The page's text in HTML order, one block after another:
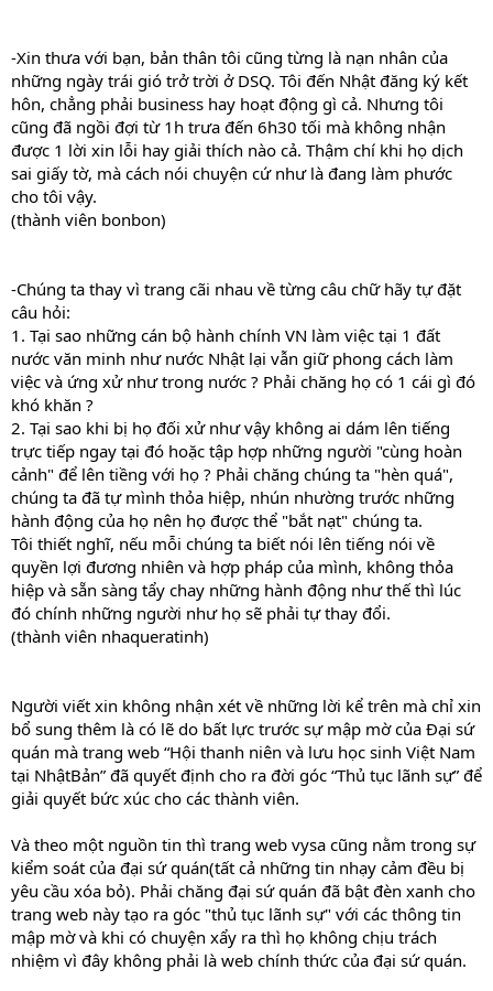
-Xin thưa với bạn, bản thân tôi cũng từng là nạn nhân của
những ngày trái gió trở trời ở DSQ. Tôi đến Nhật đăng ký kết
hôn, chẳng phải business hay hoạt động gì cả. Nhưng tôi
cũng đã ngồi đợi từ 1h trưa đến 6h30 tối mà không nhận
được 1 lời xin lỗi hay giải thích nào cả. Thậm chí khi họ dịch
sai giấy tờ, mà cách nói chuyện cứ như là đang làm phước
cho tôi vậy.
(thành viên bonbon)
-Chúng ta thay vì trang cãi nhau về từng câu chữ hãy tự đặt
câu hỏi:
1. Tại sao những cán bộ hành chính VN làm việc tại 1 đất
nước văn minh như nước Nhật lại vẫn giữ phong cách làm
việc và ứng xử như trong nước ? Phải chăng họ có 1 cái gì đó
khó khăn ?
2. Tại sao khi bị họ đối xử như vậy không ai dám lên tiếng
trực tiếp ngay tại đó hoặc tập hợp những người "cùng hoàn
cảnh" để lên tiềng với họ ? Phải chăng chúng ta "hèn quá",
chúng ta đã tự mình thỏa hiệp, nhún nhường trước những
hành động của họ nên họ được thể "bắt nạt" chúng ta.
Tôi thiết nghĩ, nếu mỗi chúng ta biết nói lên tiếng nói về
quyền lợi đương nhiên và hợp pháp của mình, không thỏa
hiệp và sẵn sàng tẩy chay những hành động như thế thì lúc
đó chính những người như họ sẽ phải tự thay đổi.
(thành viên nhaqueratinh)
Người viết xin không nhận xét về những lời kể trên mà chỉ xin
bổ sung thêm là có lẽ do bất lực trước sự mập mờ của Đại sứ
quán mà trang web “Hội thanh niên và lưu học sinh Việt Nam
tại NhậtBản” đã quyết định cho ra đời góc “Thủ tục lãnh sự” để
giải quyết bức xúc cho các thành viên.
Và theo một nguồn tin thì trang web vysa cũng nằm trong sự
kiểm soát của đại sứ quán(tất cả những tin nhạy cảm đều bị
yêu cầu xóa bỏ). Phải chăng đại sứ quán đã bật đèn xanh cho
trang web này tạo ra góc "thủ tục lãnh sự" với các thông tin
mập mờ và khi có chuyện xẩy ra thì họ không chịu trách
nhiệm vì đây không phải là web chính thức của đại sứ quán.